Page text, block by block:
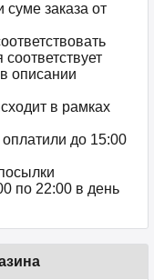
суме заказа от
описании
в рамках
до 15:00
по 22:00 в день